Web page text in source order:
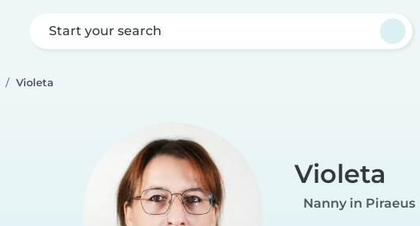
Start your search
Violeta
Violeta
Nanny in Piraeus